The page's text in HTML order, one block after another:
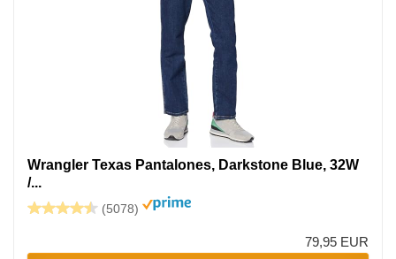
Wrangler Texas Pantalones, Darkstone Blue, 32W
/...
(5078)
79,95 EUR